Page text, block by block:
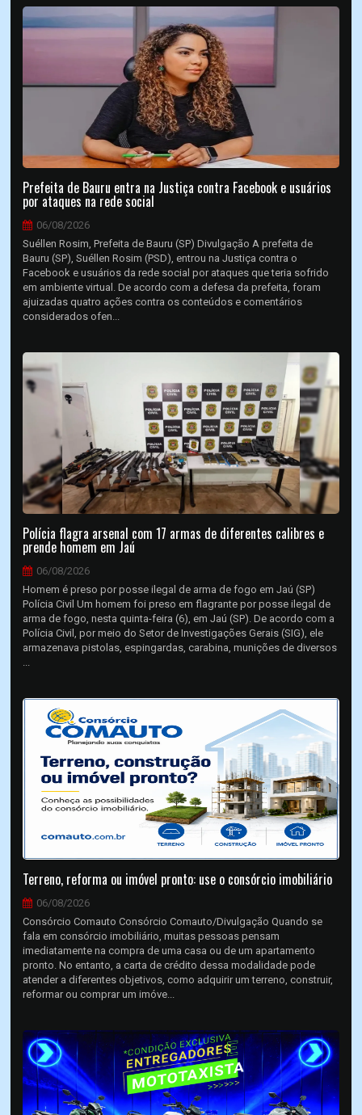
Prefeita de Bauru entra na Justiça contra Facebook e usuários
por ataques na rede social
06/08/2026
Suéllen Rosim, Prefeita de Bauru (SP) Divulgação A prefeita de
Bauru (SP), Suéllen Rosim (PSD), entrou na Justiça contra o
Facebook e usuários da rede social por ataques que teria sofrido
em ambiente virtual. De acordo com a defesa da prefeita, foram
ajuizadas quatro ações contra os conteúdos e comentários
considerados ofen...
Polícia flagra arsenal com 17 armas de diferentes calibres e
prende homem em Jaú
06/08/2026
Homem é preso por posse ilegal de arma de fogo em Jaú (SP)
Polícia Civil Um homem foi preso em flagrante por posse ilegal de
arma de fogo, nesta quinta-feira (6), em Jaú (SP). De acordo com a
Polícia Civil, por meio do Setor de Investigações Gerais (SIG), ele
armazenava pistolas, espingardas, carabina, munições de diversos
...
Terreno, reforma ou imóvel pronto: use o consórcio imobiliário
06/08/2026
Consórcio Comauto Consórcio Comauto/Divulgação Quando se
fala em consórcio imobiliário, muitas pessoas pensam
imediatamente na compra de uma casa ou de um apartamento
pronto. No entanto, a carta de crédito dessa modalidade pode
atender a diferentes objetivos, como adquirir um terreno, construir,
reformar ou comprar um imóve...